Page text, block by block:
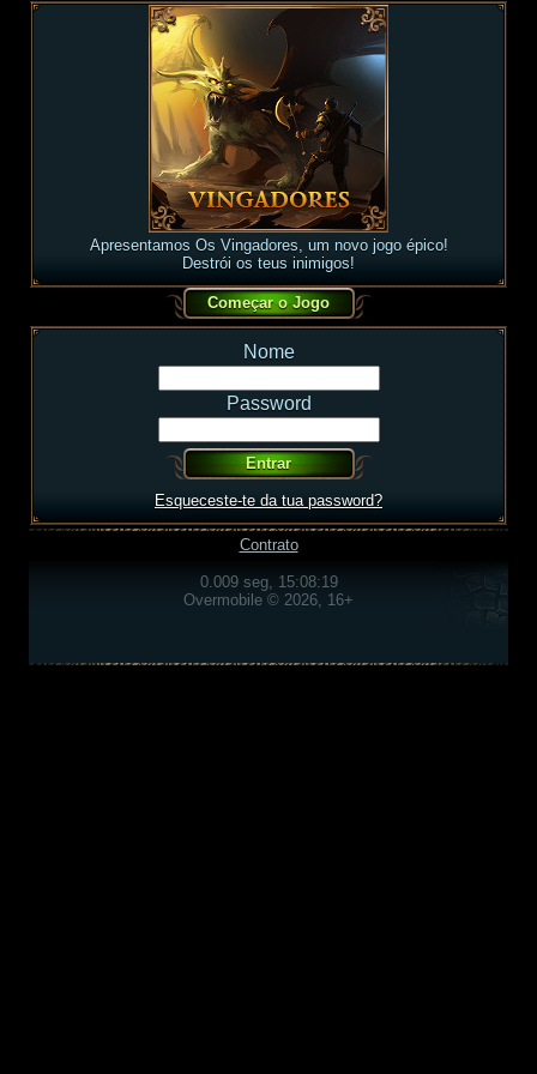
Apresentamos Os Vingadores, um novo jogo épico!
Destrói os teus inimigos!
Nome
Password
Esqueceste-te da tua password?
Contrato
0.009 seg, 15:08:19
Overmobile © 2026, 16+